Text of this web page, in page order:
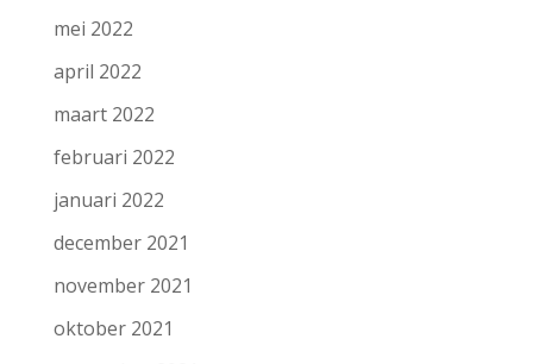
mei 2022
april 2022
maart 2022
februari 2022
januari 2022
december 2021
november 2021
oktober 2021